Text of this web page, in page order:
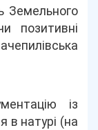
Земельного
позитивні
із
в натурі (на